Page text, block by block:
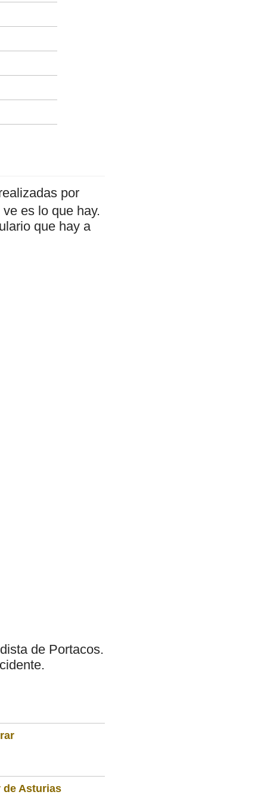
por
es lo que hay.
que hay a
de Portacos.
de Asturias